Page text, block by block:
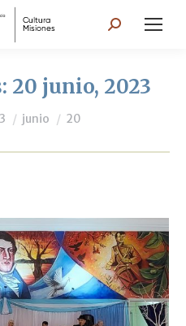
Search:
20 junio, 2023
junio 20